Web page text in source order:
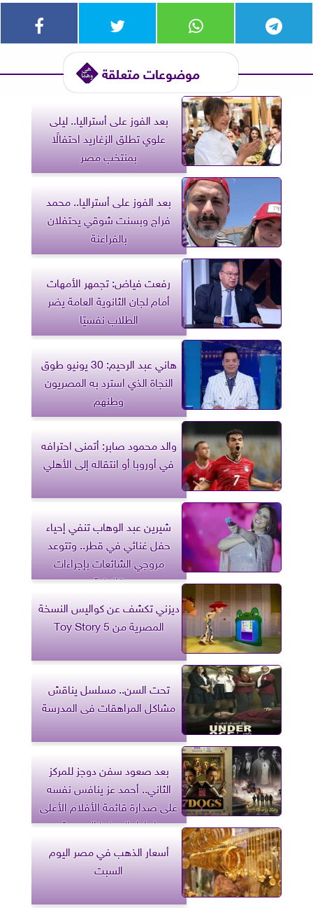
موضوعات متعلقة
بعد الفوز على أستراليا.. ليلى
علوي تطلق الزغاريد احتفالًا
بمنتخب مصر
بعد الفوز على أستراليا.. محمد
فراج وبسنت شوقي يحتفلان
بالفراعنة
رفعت فياض: تجمهر الأمهات
أمام لجان الثانوية العامة يضر
الطلاب نفسيًا
هاني عبد الرحيم: 30 يونيو طوق
النجاة الذي استرد به المصريون
وطنهم
والد محمود صابر: أتمنى احترافه
في أوروبا أو انتقاله إلى الأهلي
شيرين عبد الوهاب تنفي إحياء
حفل غنائي في قطر.. وتتوعد
مروجي الشائعات بإجراءات
قانونية
ديزني تكشف عن كواليس النسخة
المصرية من Toy Story 5
تحت السن.. مسلسل يناقش
مشاكل المراهقات فى المدرسة
بعد صعود سفن دوجز للمركز
الثاني.. أحمد عز ينافس نفسه
على صدارة قائمة الأفلام الأعلى
إيرادا بالسينما المصرية
أسعار الذهب في مصر اليوم
السبت